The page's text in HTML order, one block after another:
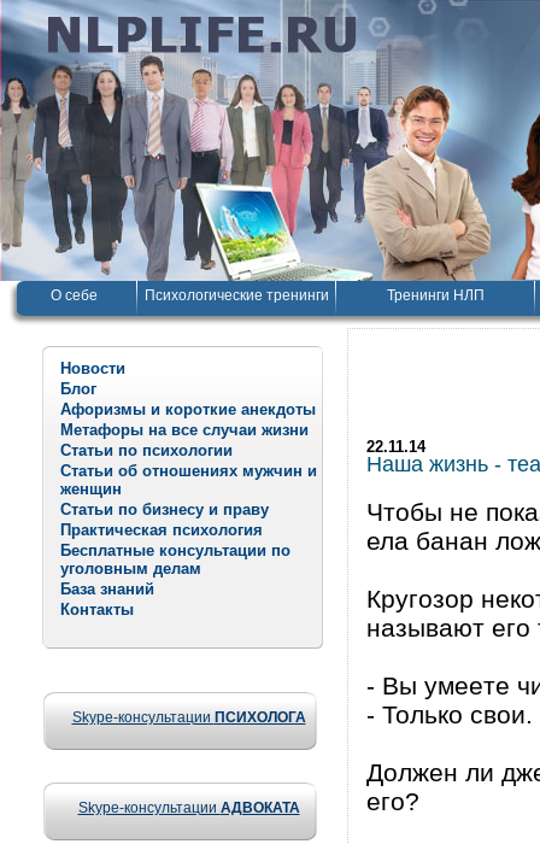
О себе Психологические тренинги Тренинги НЛП
Новости
Блог
Афоризмы и короткие анекдоты
Метафоры на все случаи жизни
Статьи по психологии
Статьи об отношениях мужчин и
женщин
Статьи по бизнесу и праву
Практическая психология
Бесплатные консультации по
уголовным делам
База знаний
Контакты
Skype-консультации ПСИХОЛОГА
Skype-консультации АДВОКАТА
22.11.14
Наша жизнь -
Чтобы не
ела банан
Кругозор
называют его
- Bы умeeте
- Toлькo
Должен ли
его?